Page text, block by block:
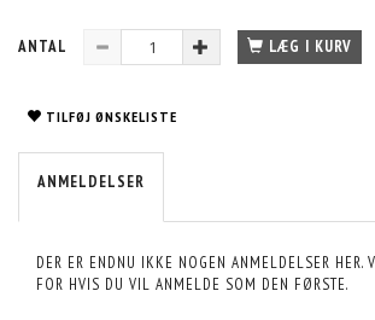
ANTAL LÆG I KURV
TILFØJ ØNSKELISTE
ANMELDELSER
DER ER ENDNU IKKE NOGEN ANMELDELSER HER.
FOR HVIS DU VIL ANMELDE SOM DEN FØRSTE.